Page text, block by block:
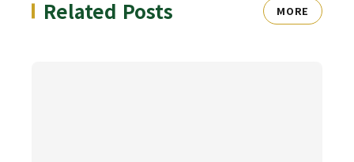
Related Posts MORE